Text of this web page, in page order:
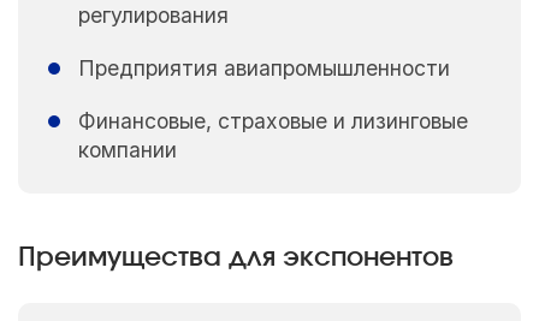
регулирования
Предприятия авиапромышленности
Финансовые, страховые и лизинговые
компании
Преимущества для экспонентов